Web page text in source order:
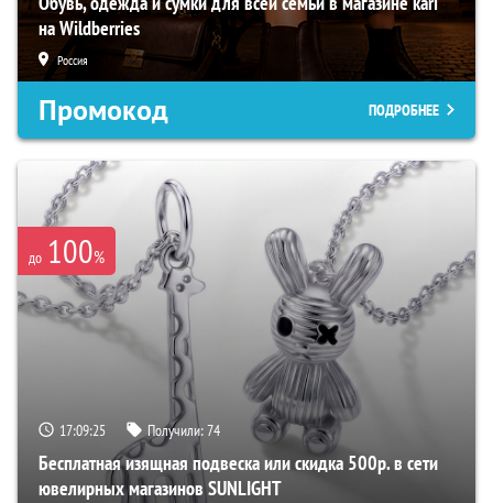
на Wildberries
Россия
Промокод ПОДРОБНЕЕ
до 100%
17:09:24 Получили:74
Бесплатная изящная подвеска или скидка 500р. в сети
ювелирных магазинов SUNLIGHT